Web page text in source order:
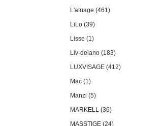
L'atuage (461)
LiLo (39)
Lisse (1)
Liv-delano (183)
LUXVISAGE (412)
Mac (1)
Manzi (5)
MARKELL (36)
MASSTIGE (24)